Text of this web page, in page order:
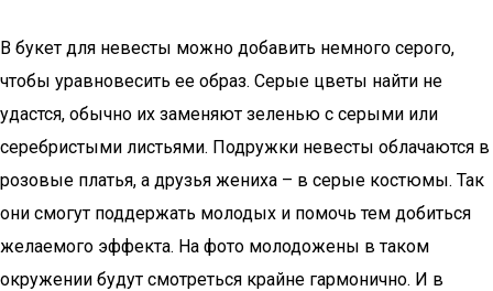
В букет для невесты можно добавить немного серого,
чтобы уравновесить ее образ. Серые цветы найти не
удастся, обычно их заменяют зеленью с серыми или
серебристыми листьями. Подружки невесты облачаются в
розовые платья, а друзья жениха – в серые костюмы. Так
они смогут поддержать молодых и помочь тем добиться
желаемого эффекта. На фото молодожены в таком
окружении будут смотреться крайне гармонично. И в